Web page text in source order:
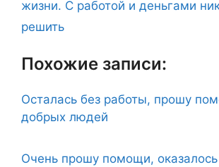
жизни. С работой и деньгами
решить
Похожие записи:
Осталась без работы, прошу
добрых людей
Очень прошу помощи, оказалось